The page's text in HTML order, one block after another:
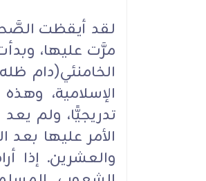
لقد أيقظت
مرَّت عليها،
الخامنئي(دام
الإسلامية،
تدريجيًّا، ولم
الأمر عليها بعد
والعشرين. إذا